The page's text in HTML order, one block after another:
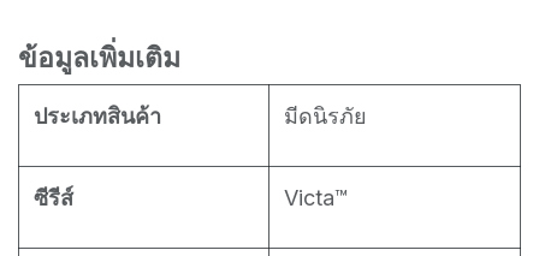
ข้อมูลเพิ่มเติม
ประเภทสินค้า มีดนิรภัย
ซีรีส์ Victa™